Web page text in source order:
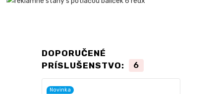
DOPORUČENÉ
PRÍSLUŠENSTVO:
6
Novinka